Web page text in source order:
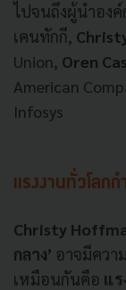
ไปจนถึงผู้นำองค์
เคนทักกี,
Union, Oren
American
Infosys
แรงงานทั่วโลก
Christy
กลาง’ อาจมีควา
เหมือนกันคือ แ